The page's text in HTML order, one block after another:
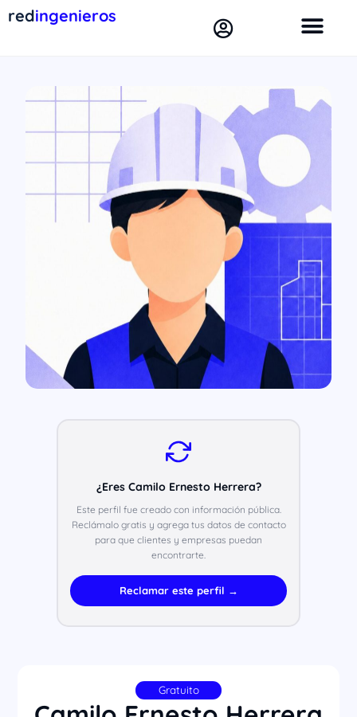
redingenieros
¿Eres Camilo Ernesto Herrera?
Este perfil fue creado con información pública.
Reclámalo gratis y agrega tus datos de contacto
para que clientes y empresas puedan
encontrarte.
Reclamar este perfil →
Gratuito